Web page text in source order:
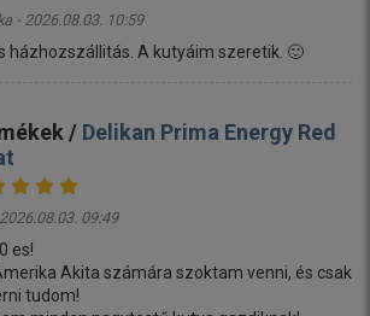
- 2026.08.03. 10:59
házhozszállitás. A kutyáim szeretik. 🙂
/ Delikan Prima Energy Red
09:49
es!
Akita számára szoktam venni, és csak
tudom!